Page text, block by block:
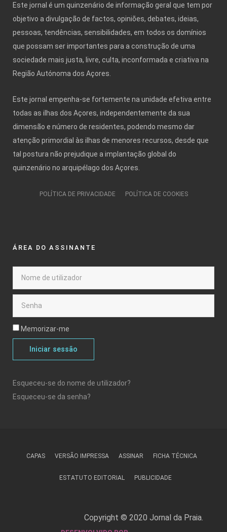
Este jornal é um quinzenário de informação geral que tem por
objetivo a divulgação de factos, opiniões, debates, ideias,
pessoas, tendências, sensibilidades, em todos os domínios
que possam ser importantes para a construção de uma
sociedade mais justa, livre, culta, inconformada e criativa na
Região Autónoma dos Açores.
Este jornal empenha-se fortemente na unidade efetiva entre
todas as ilhas dos Açores, independentemente da sua
dimensão e número de residentes, podendo mesmo dar
atenção primordial às ilhas de menores recursos, desde que
tal postura não prejudique a implantação global do
quinzenário no arquipélago dos Açores.
POLÍTICA DE PRIVACIDADE POLÍTICA DE COOKIES
ÁREA DO ASSINANTE
Memorizar-me
Iniciar sessão
Esqueceu-se do nome de utilizador?
Esqueceu-se da senha?
CAPAS VERSÃO IMPRESSA ASSINAR FICHA TÉCNICA
ESTATUTO EDITORIAL PUBLICIDADE
Copyright © 2020 Jornal da Praia.